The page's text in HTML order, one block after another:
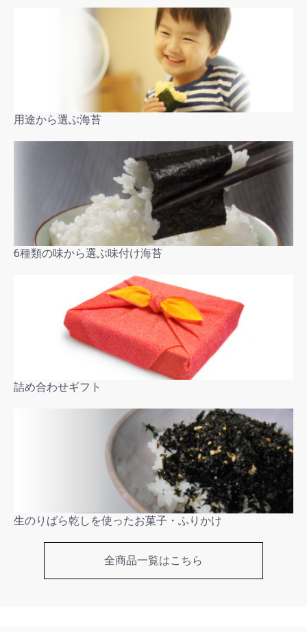
用途から選ぶ海苔
6種類の味から選ぶ味付け海苔
詰め合わせギフト
生のりばら乾しを使ったお菓子・ふりかけ
全商品一覧はこちら